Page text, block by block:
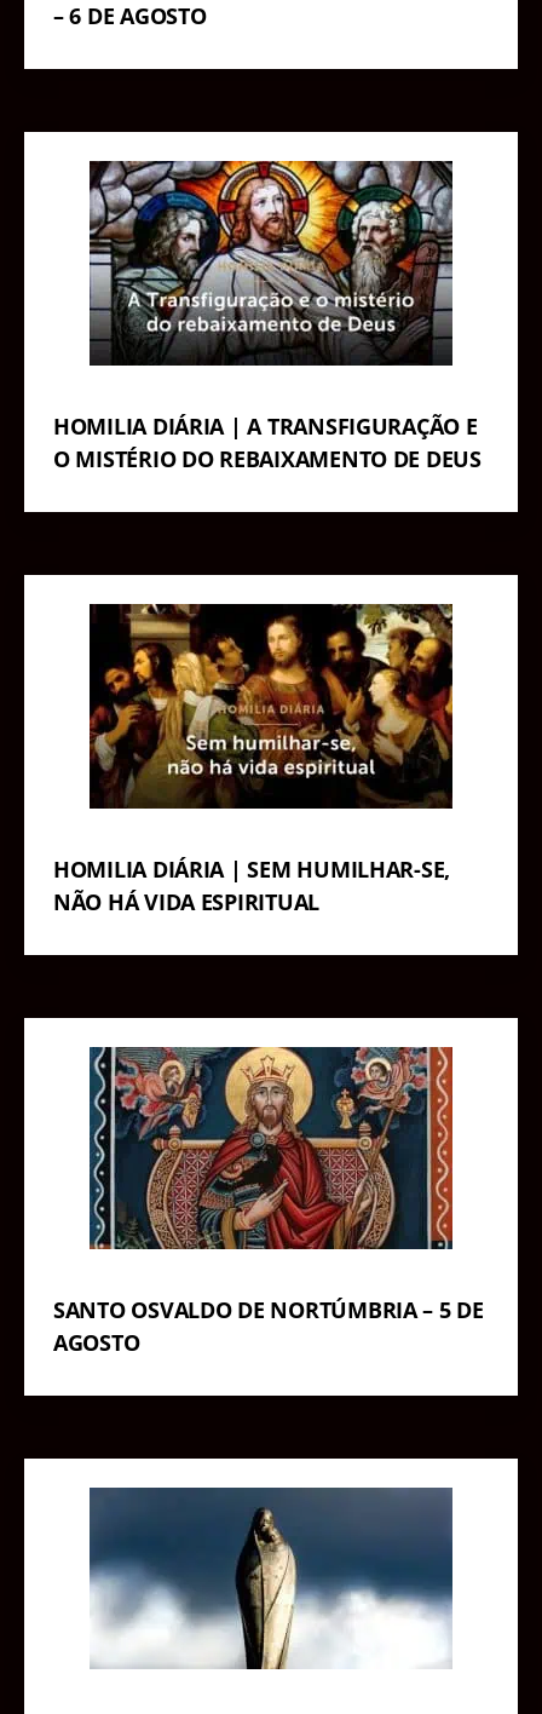
– 6 DE AGOSTO
HOMILIA DIÁRIA | A TRANSFIGURAÇÃO E
O MISTÉRIO DO REBAIXAMENTO DE DEUS
HOMILIA DIÁRIA | SEM HUMILHAR-SE,
NÃO HÁ VIDA ESPIRITUAL
SANTO OSVALDO DE NORTÚMBRIA – 5 DE
AGOSTO